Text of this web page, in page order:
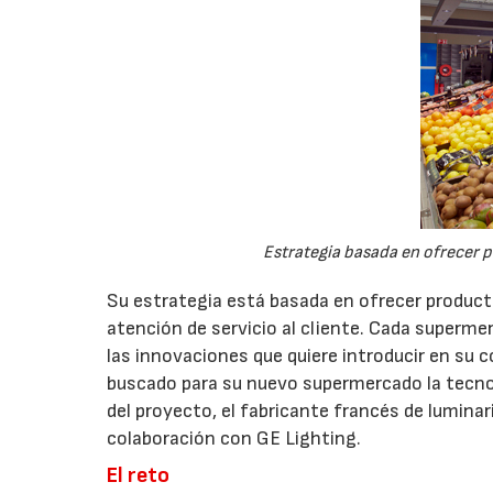
Estrategia basada en ofrecer
Su estrategia está basada en ofrecer
atención de servicio al cliente. Cada
las innovaciones que quiere introducir en su
buscado para su nuevo supermercado la
del proyecto, el fabricante francés de
colaboración con GE Lighting.
El reto